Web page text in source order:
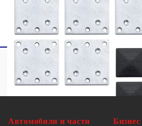
Автомобили и части
Бизнес